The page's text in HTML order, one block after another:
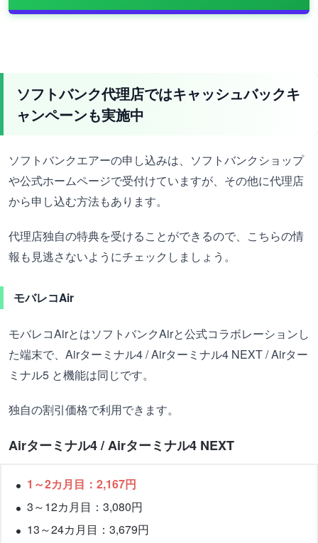
ソフトバンク代理店ではキャッシュバックキ
ャンペーンも実施中
ソフトバンクエアーの申し込みは、ソフトバンクショップ
や公式ホームページで受付けていますが、その他に代理店
から申し込む方法もあります。
代理店独自の特典を受けることができるので、こちらの情
報も見逃さないようにチェックしましょう。
モバレコAir
モバレコAirとはソフトバンクAirと公式コラボレーションし
た端末で、Airターミナル4 / Airターミナル4 NEXT / Airター
ミナル5 と機能は同じです。
独自の割引価格で利用できます。
Airターミナル4 / Airターミナル4 NEXT
1～2カ月目：2,167円
3～12カ月目：3,080円
13～24カ月目：3,679円